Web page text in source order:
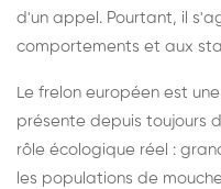
d'un appel. Pourtant, il
comportements et aux
Le frelon européen est
présente depuis toujours
rôle écologique réel :
les populations de